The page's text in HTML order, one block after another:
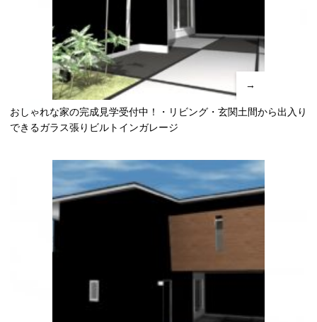
→
おしゃれな家の完成見学受付中！・リビング・玄関土間から出入り
できるガラス張りビルトインガレージ